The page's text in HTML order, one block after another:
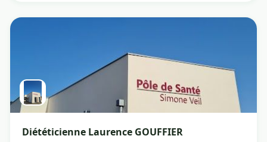
Diététicienne Laurence GOUFFIER